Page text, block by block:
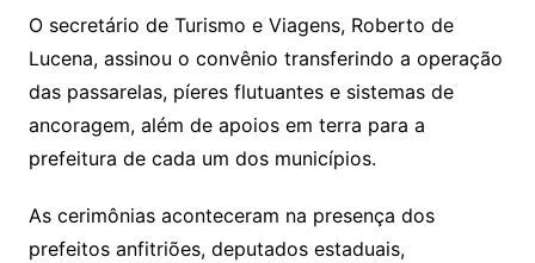
O secretário de Turismo e Viagens, Roberto de
Lucena, assinou o convênio transferindo a operação
das passarelas, píeres flutuantes e sistemas de
ancoragem, além de apoios em terra para a
prefeitura de cada um dos municípios.
As cerimônias aconteceram na presença dos
prefeitos anfitriões, deputados estaduais,